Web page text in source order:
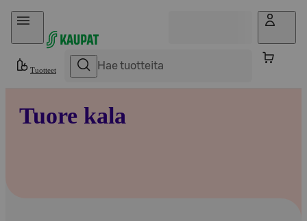
Hyppää sisältöön
Tuotteet
Tuore kala